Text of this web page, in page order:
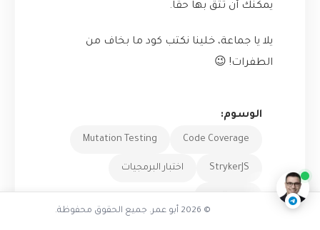
يمكنك أن تثق بها حقًا.
يلا يا جماعة، خلينا نكتب كود ما بخاف من
الطفرات! 😉
الوسوم:
Code Coverage
Mutation Testing
StrykerJS اختبار البرمجيات
ما هو الاختبار الطفري
© 2026 أبو عمر. جميع الحقوق محفوظة.